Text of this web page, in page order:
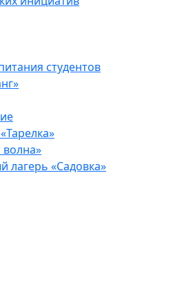
студентов
лагерь «Садовка»